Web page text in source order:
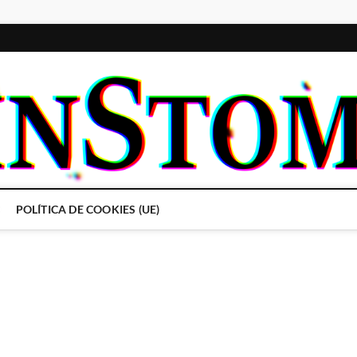
POLÍTICA DE COOKIES (UE)